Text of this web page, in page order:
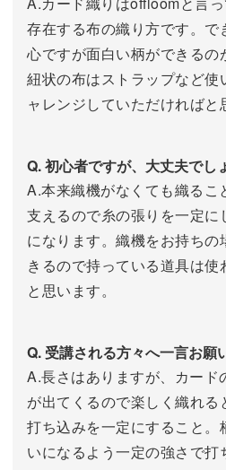
存在する布の織り方です。で
心ですが面白い柄ができるの
紐状の布はストラップなど使
ャレンジしていただければと
Q. 初心者ですが、大丈夫でし
A.本来織機がなくても織るこ
支えるので糸の張りを一定に
になります。織機をお持ち
きるので持っている道具は
と思います。
Q. 受講される方々へ一言お願
A.長さはありますが、カード
が出てくるので楽しく織れる
打ち込みを一定にすること。
いになるよう一定の強さで打